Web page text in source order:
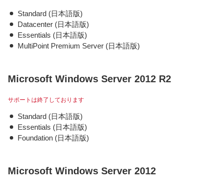
Standard (日本語版)
Datacenter (日本語版)
Essentials (日本語版)
MultiPoint Premium Server (日本語版)
Microsoft Windows Server 2012 R2
サポートは終了しております
Standard (日本語版)
Essentials (日本語版)
Foundation (日本語版)
Microsoft Windows Server 2012